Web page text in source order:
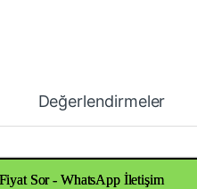
Değerlendirmeler
Sor - WhatsApp İletişim